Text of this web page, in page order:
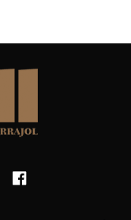
أفضل تدريج